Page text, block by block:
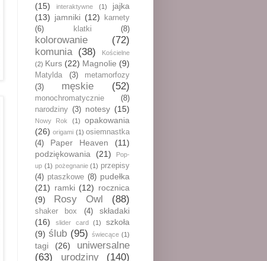
(15)
interaktywne (1)
jajka
(13) jamniki (12)
karnety
(6)
klatki (8)
kolorowanie
(72)
komunia (38)
Kościelne
(2) Kurs (22) Magnolie (9)
Matylda (3)
metamorfozy
(3)
męskie (52)
monochromatycznie
(8)
narodziny (3) notesy (15)
Nowy Rok (1)
opakowania
(26) origami (1) osiemnastka
(4)
Paper Heaven
(11)
podziękowania
(21)
Pop-
up (1) pożegnanie (1) przepisy
(4) ptaszkowe (8) pudełka
(21) ramki (12) rocznica
(9)
Rosy Owl (88)
shaker box (4)
składaki
(16)
slider card (1)
szkoła
(9) ślub (95) świecące (1)
tagi (26)
uniwersalne
(63)
urodziny (140)